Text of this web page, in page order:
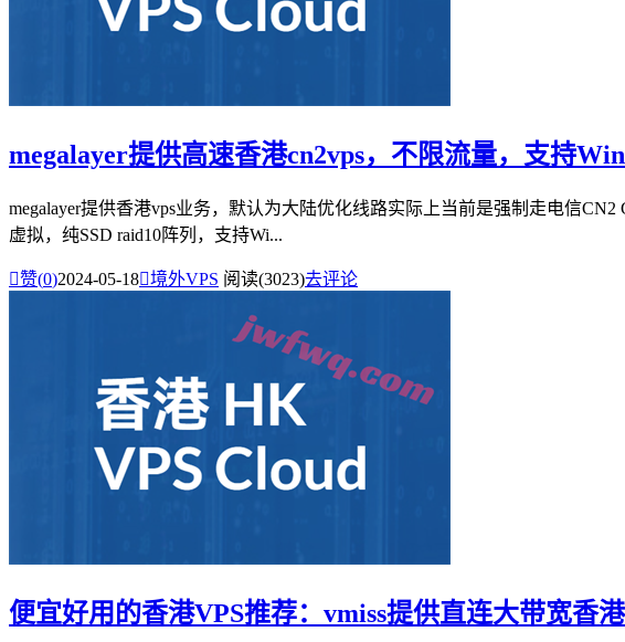
megalayer提供高速香港cn2vps，不限流量，支持
megalayer提供香港vps业务，默认为大陆优化线路实际上当前是强制走电信
虚拟，纯SSD raid10阵列，支持Wi...
赞(0)2024-05-18境外VPS 阅读(3023)去评论
便宜好用的香港VPS推荐：vmiss提供直连大带宽香